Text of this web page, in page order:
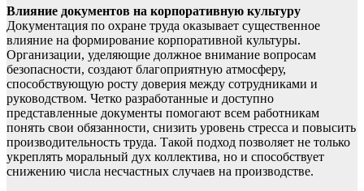
Влияние документов на корпоративную культуру
Документация по охране труда оказывает существенное
влияние на формирование корпоративной культуры.
Организации, уделяющие должное внимание вопросам
безопасности, создают благоприятную атмосферу,
способствующую росту доверия между сотрудниками и
руководством. Четко разработанные и доступно
представленные документы помогают всем работникам
понять свои обязанности, снизить уровень стресса и повысить
производительность труда. Такой подход позволяет не только
укреплять моральный дух коллектива, но и способствует
снижению числа несчастных случаев на производстве.